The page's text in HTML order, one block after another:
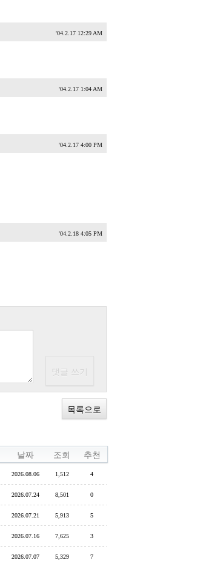
'04.2.17 12:29 AM
'04.2.17 1:04 AM
'04.2.17 4:00 PM
'04.2.18 4:05 PM
목록으로
날짜 조회 추천
2026.08.06 1,512 4
2026.07.24 8,501 0
2026.07.21 5,913 5
2026.07.16 7,625 3
2026.07.07 5,329 7